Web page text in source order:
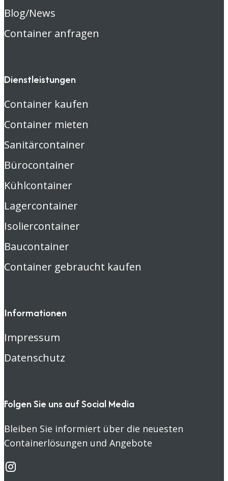
Blog/News
Container anfragen
Dienstleistungen
Container kaufen
Container mieten
Sanitärcontainer
Bürocontainer
Kühlcontainer
Lagercontainer
Isoliercontainer
Baucontainer
Container gebraucht kaufen
Informationen
Impressum
Datenschutz
Folgen Sie uns auf Social Media
Bleiben Sie informiert über die neuesten
Containerlösungen und Angebote